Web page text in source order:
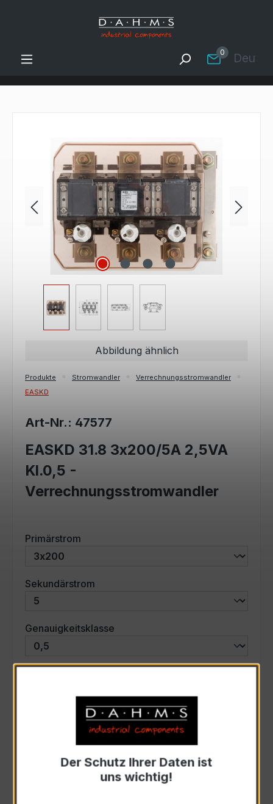
Zum Hauptinhalt springen
0
Bildergalerie überspringen
Abbildung ähnlich
Produkte Stromwandler
Verrechnungsstromwandler
EASKD
Art-Nr.: 47577
EASKD 31.8 3x200/5A 2,5VA
Kl.0,5 -
Verrechnungsstromwandler
Primärstrom
Sekundärstrom
Genauigkeitsklasse
Auswahl zurücksetzen
Art. Nr.:47577
Der Schutz Ihrer Daten ist
uns wichtig!